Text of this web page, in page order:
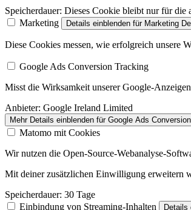
Speicherdauer: Dieses Cookie bleibt nur für die
Marketing
Details einblenden für Marketing
Diese Cookies messen, wie erfolgreich unsere
Google Ads Conversion Tracking
Misst die Wirksamkeit unserer Google-
Anbieter: Google Ireland Limited
Mehr Details einblenden für Google Ads
Matomo mit Cookies
Wir nutzen die Open-Source-Webanalyse-
Mit deiner zusätzlichen Einwilligung erweitern
Speicherdauer: 30 Tage
Einbindung von Streaming-Inhalten
Details